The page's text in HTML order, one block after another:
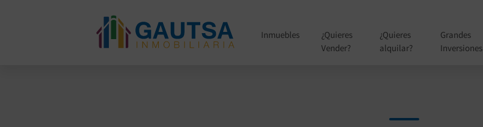
Inmuebles
¿Quieres
Vender?
¿Quieres
alquilar?
Grandes
Inversiones